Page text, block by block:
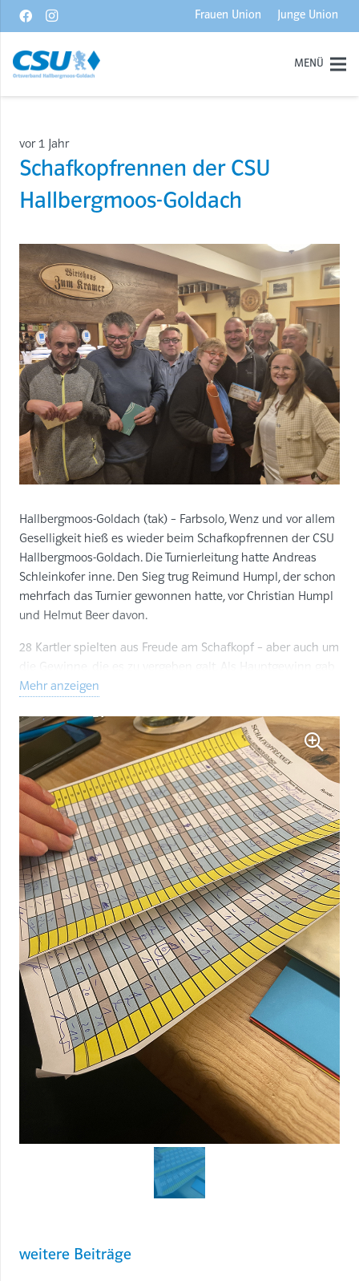
Frauen Union Junge Union
MENÜ
vor 1 Jahr
Schafkopfrennen der CSU
Hallbergmoos-Goldach
Hallbergmoos-Goldach (tak) – Farbsolo, Wenz und vor allem
Geselligkeit hieß es wieder beim Schafkopfrennen der CSU
Hallbergmoos-Goldach. Die Turnierleitung hatte Andreas
Schleinkofer inne. Den Sieg trug Reimund Humpl, der schon
mehrfach das Turnier gewonnen hatte, vor Christian Humpl
und Helmut Beer davon.
28 Kartler spielten aus Freude am Schafkopf – aber auch um
es eine Berlinreise, auf Einladung des Dr. Florian Herrmann,
Zweitplatzierte bekam Hallbergschecks und der Dritte einen
Kramer-Gutschein. Selbst für die letzten Plätze gab es noch
etwas zu gewinnen. Ein Packerl Karten und ein Regelwerk
„zum Üben fürs nächste Mal“, wie Tanja Knieler meinte. Der
Vorletzte bekam eine große Wurst.
Die CSU-Ortsvorsitzende Tanja Knieler wünschte den
Kartlern einen unterhaltsamen Abend: „Schafkopf gilt als
eines der wichtigsten Trumpfspiele, kein Glücks- sondern
vielmehr ein Strategiespiel. Noch vor Skat, Doppelkopf oder
dergleichen wurde schon im 19. Jahrhundert Schafkopf
gespielt. Es ist schön, wenn das Schafkopfrennen Anklang
findet und darüberhinaus“, so Knieler. Sie dankte Andreas
Schleinkofer für seine gute Turnierleitung.
Mehr anzeigen
weitere Beiträge